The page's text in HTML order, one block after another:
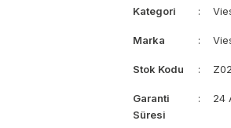
Kategori
Marka
Stok Kodu
Garanti
Süresi
24